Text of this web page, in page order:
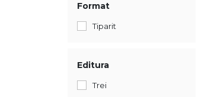
Format
Tiparit
Editura
Trei